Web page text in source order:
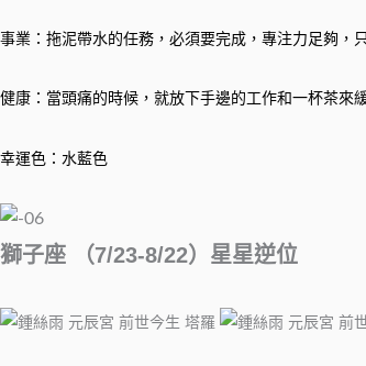
事業：拖泥帶水的任務，必須要完成，專注力足夠，
健康：當頭痛的時候，就放下手邊的工作和一杯茶來
幸運色：水藍色
獅子座 （7/23-8/22）星星逆位